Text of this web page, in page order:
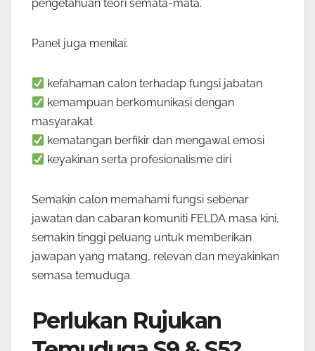
pengetahuan teori semata-mata.
Panel juga menilai:
kefahaman calon terhadap fungsi jabatan
kemampuan berkomunikasi dengan
masyarakat
kematangan berfikir dan mengawal emosi
keyakinan serta profesionalisme diri
Semakin calon memahami fungsi sebenar
jawatan dan cabaran komuniti FELDA masa kini,
semakin tinggi peluang untuk memberikan
jawapan yang matang, relevan dan meyakinkan
semasa temuduga.
Perlukan Rujukan